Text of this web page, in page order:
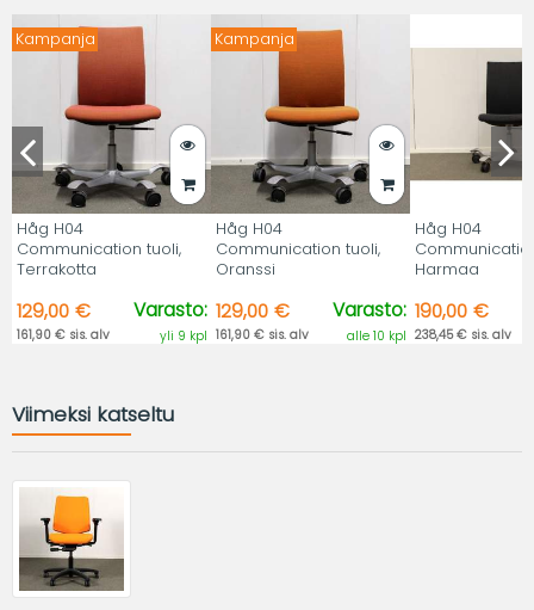
Kampanja
Håg H04
Communication tuoli,
Terrakotta
129,00 €
161,90 € sis. alv
Varasto:
yli 9 kpl
Kampanja
Håg H04
Communication tuoli,
Oranssi
129,00 €
161,90 € sis. alv
Varasto:
alle 10 kpl
Håg H04
Harmaa
190,00 €
238,45 € sis. alv
Viimeksi katseltu